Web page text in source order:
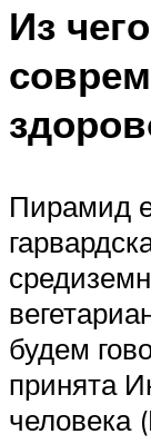
Из
Пирамид
будем
принята
человека